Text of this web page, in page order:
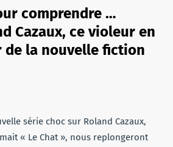
comprendre …
Cazaux, ce violeur en
la nouvelle fiction
série choc sur Roland Cazaux,
« Le Chat », nous replongeront